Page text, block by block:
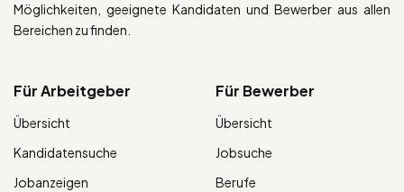
Möglichkeiten, geeignete Kandidaten und Bewerber aus allen
Bereichen zu finden.
Für Arbeitgeber
Übersicht
Kandidatensuche
Jobanzeigen
Für Bewerber
Übersicht
Jobsuche
Berufe